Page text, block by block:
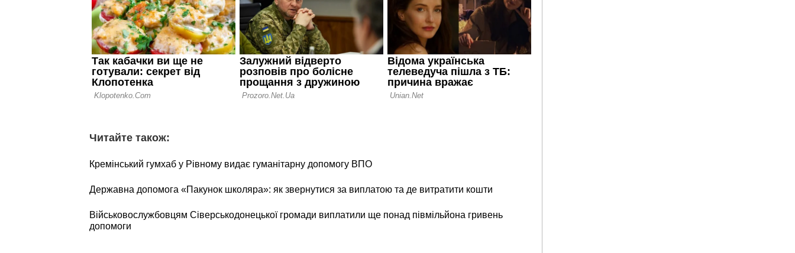
Читайте також:
Кремінський гумхаб у Рівному видає гуманітарну допомогу ВПО
Державна допомога «Пакунок школяра»: як звернутися за виплатою та де витратити кошти
Військовослужбовцям Сіверськодонецької громади виплатили ще понад півмільйона гривень
допомоги